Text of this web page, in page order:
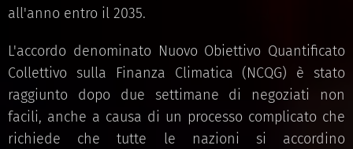
all'anno entro il 2035.
L'accordo denominato Nuovo Obiettivo Quantificato
Collettivo sulla Finanza Climatica (NCQG) è stato
raggiunto dopo due settimane di negoziati non
facili, anche a causa di un processo complicato che
richiede che tutte le nazioni si accordino